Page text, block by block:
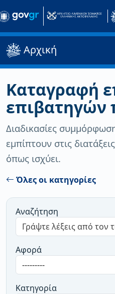
Αρχική
Καταγραφή
επιβατηγών
Διαδικασίες
εμπίπτουν στις
όπως ισχύει.
Όλες οι κατηγορίες
Αναζήτηση
Αφορά
Κατηγορία